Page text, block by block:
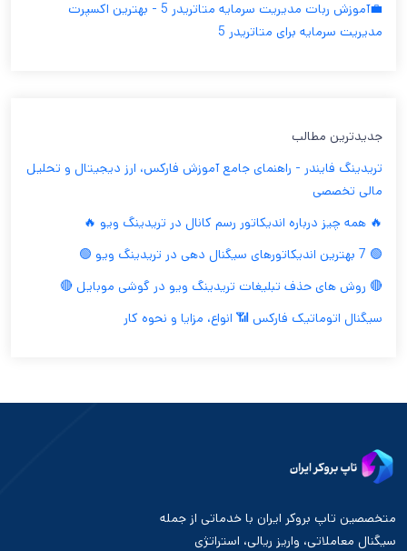
💼آموزش ربات مدیریت سرمایه متاتریدر 5 - بهترین اکسپرت
مدیریت سرمایه برای متاتریدر 5
جدیدترین مطالب
تریدینگ فایندر - راهنمای جامع آموزش فارکس، ارز دیجیتال و تحلیل
مالی تخصصی
🔥 همه چیز درباره اندیکاتور رسم کانال در تریدینگ ویو 🔥
🟢 7 بهترین اندیکاتورهای سیگنال دهی در تریدینگ ویو 🟢
🔴 روش های حذف تبلیغات تریدینگ ویو در گوشی موبایل 🔴
سیگنال اتوماتیک فارکس 📶 انواع، مزایا و نحوه کار
متخصصین تاپ بروکر ایران با خدماتی از جمله
سیگنال معاملاتی، واریز ریالی، استراتژی